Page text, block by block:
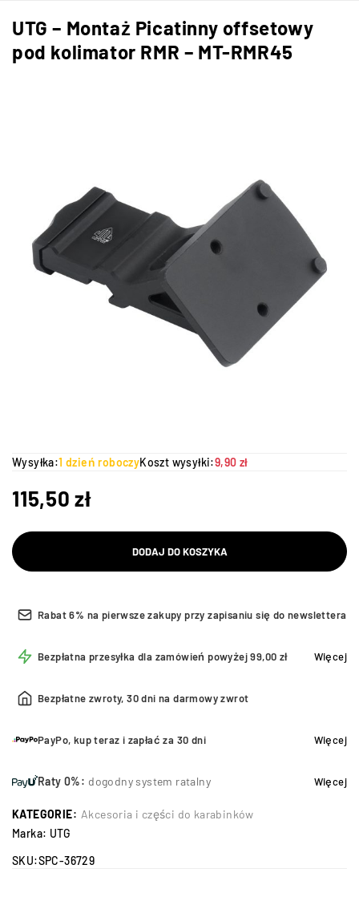
UTG – Montaż Picatinny offsetowy
pod kolimator RMR – MT-RMR45
Wysyłka:1 dzień roboczyKoszt wysyłki:9,90 zł
115,50zł
DODAJ DO KOSZYKA
Rabat 6% na pierwsze zakupy przy zapisaniu się do newslettera
Bezpłatna przesyłka dla zamówień powyżej 99,00 zł Więcej
Bezpłatne zwroty, 30 dni na darmowy zwrot
PayPo, kup teraz i zapłać za 30 dni Więcej
Raty 0%: dogodny system ratalny Więcej
KATEGORIE: Akcesoria i części do karabinków
Marka: UTG
SKU:SPC-36729